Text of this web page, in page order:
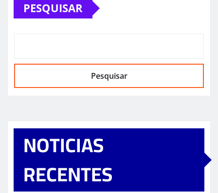
PESQUISAR
Pesquisar
NOTICIAS
RECENTES